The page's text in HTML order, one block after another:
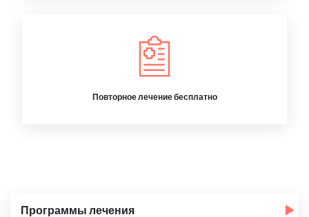
Повторное лечение бесплатно
Программы лечения